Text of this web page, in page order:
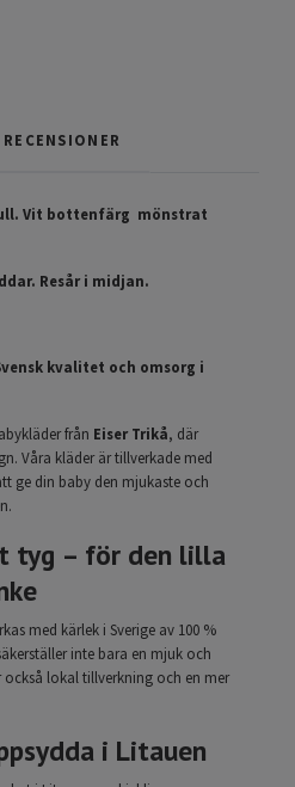
RECENSIONER
Vit bottenfärg mönstrat
Resår i midjan.
kvalitet och omsorg i
från Eiser Trikå, där
Våra kläder är tillverkade med
ge din baby den mjukaste och
tyg – för den lilla
med kärlek i Sverige av 100 %
inte bara en mjuk och
lokal tillverkning och en mer
i Litauen